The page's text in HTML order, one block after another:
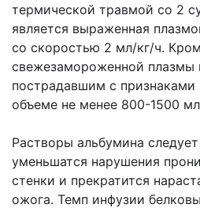
термической травмой со 2
является выраженная
со скоростью 2 мл/кг/ч.
свежезамороженной плазмы
пострадавшим с признаками
объеме не менее 800-1500
Растворы альбумина
уменьшатся нарушения
стенки и прекратится
ожога. Темп инфузии